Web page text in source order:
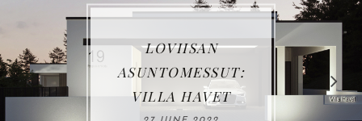
VUOSIKATSAUS
2021
03 JANUARY 2022